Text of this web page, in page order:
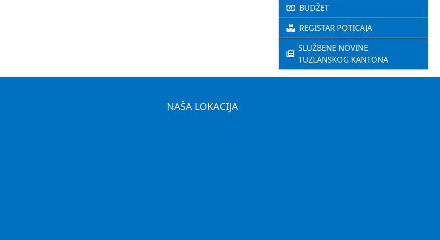
BUDŽET
REGISTAR POTICAJA
SLUŽBENE NOVINE
TUZLANSKOG KANTONA
NAŠA LOKACIJA